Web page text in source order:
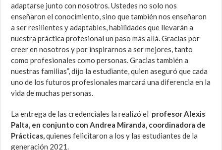
adaptarse junto con nosotros. Ustedes no solo nos
enseñaron el conocimiento, sino que también nos enseñaron
a ser resilientes y adaptables, habilidades que llevarán a
nuestra práctica profesional un paso más allá. Gracias por
creer en nosotros y por inspirarnos a ser mejores, tanto
como profesionales como personas. Gracias también a
nuestras familias”, dijo la estudiante, quien aseguró que cada
uno de los futuros profesionales marcará una diferencia en la
vida de muchas personas.
La entrega de las credenciales la realizó el profesor Alexis
Palta, en conjunto con Andrea Miranda, coordinadora de
Prácticas,quienes felicitaron a los y las estudiantes de la
generación 2021.